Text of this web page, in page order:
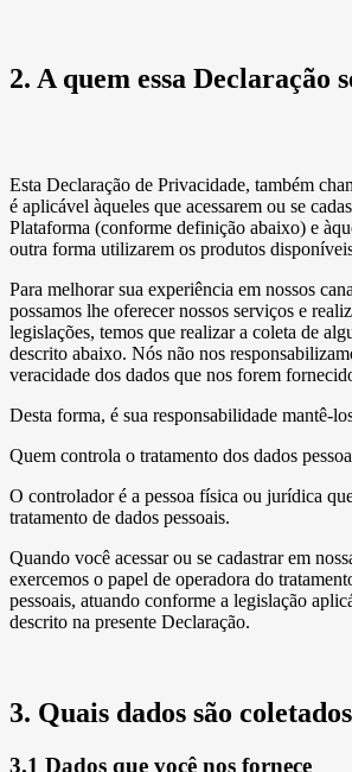
2. A quem essa Declaração
Esta Declaração de Privacidade, também
é aplicável àqueles que acessarem ou se
Plataforma (conforme definição abaixo) e
outra forma utilizarem os produtos
Para melhorar sua experiência em nossos
possamos lhe oferecer nossos serviços e
legislações, temos que realizar a coleta de
descrito abaixo. Nós não nos
veracidade dos dados que nos forem
Desta forma, é sua responsabilidade mantê-
Quem controla o tratamento dos dados
O controlador é a pessoa física ou jurídica
tratamento de dados pessoais.
Quando você acessar ou se cadastrar em
exercemos o papel de operadora do
pessoais, atuando conforme a legislação
descrito na presente Declaração.
3. Quais dados são
3.1 Dados que você nos fornece